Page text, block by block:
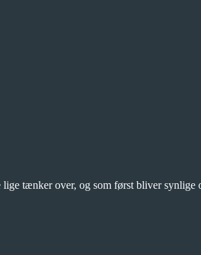
tænker over, og som først bliver synlige